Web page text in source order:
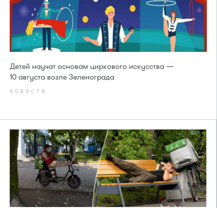
Детей научат основам циркового искусства —
10 августа возле Зеленограда
НОВОСТИ